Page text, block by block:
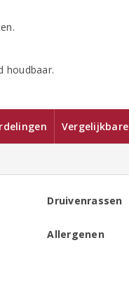
houdbaar.
Druivenrassen
Allergenen